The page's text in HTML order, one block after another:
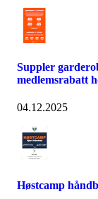
Suppler
medlemsrabatt
04.12.2025
Høstcamp